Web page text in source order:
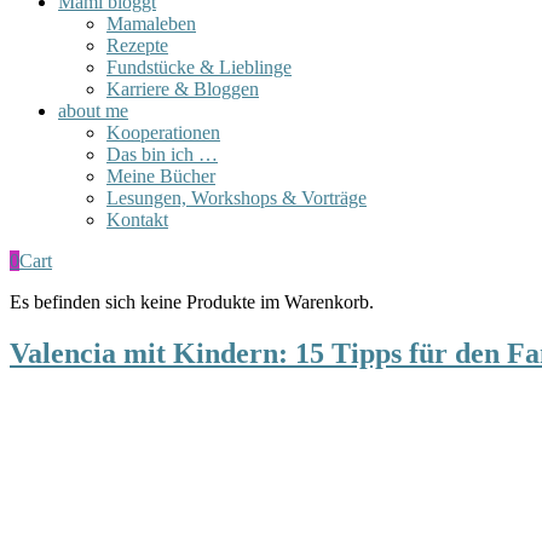
Mamaleben
Rezepte
Fundstücke & Lieblinge
Karriere & Bloggen
about me
Kooperationen
Das bin ich …
Meine Bücher
Lesungen, Workshops & Vorträge
Kontakt
0Cart
Es befinden sich keine Produkte im Warenkorb.
Valencia mit Kindern: 15 Tipps für den